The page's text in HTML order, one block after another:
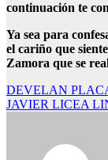
continuación te
Ya sea para
el cariño que
Zamora que se
Navegación
de
DEVELAN
JAVIER LICEA